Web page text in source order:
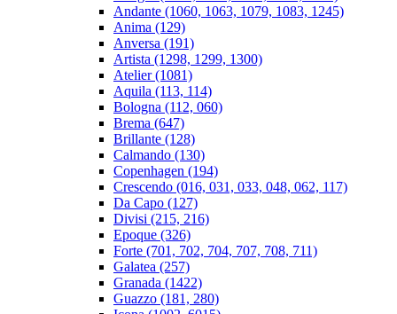
Andante (1060, 1063, 1079, 1083, 1245)
Anima (129)
Anversa (191)
Artista (1298, 1299, 1300)
Atelier (1081)
Aquila (113, 114)
Bologna (112, 060)
Brema (647)
Brillante (128)
Calmando (130)
Copenhagen (194)
Crescendo (016, 031, 033, 048, 062, 117)
Da Capo (127)
Divisi (215, 216)
Epoque (326)
Forte (701, 702, 704, 707, 708, 711)
Galatea (257)
Granada (1422)
Guazzo (181, 280)